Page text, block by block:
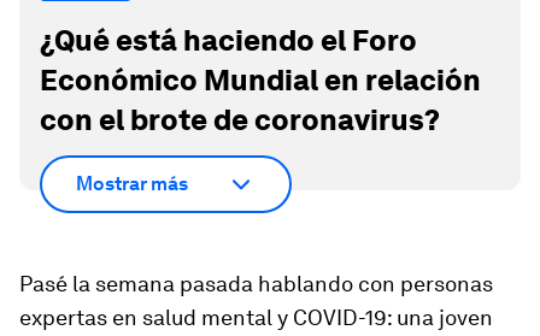
¿Qué está haciendo el Foro
Económico Mundial en relación
con el brote de coronavirus?
Mostrar más
Pasé la semana pasada hablando con personas
expertas en salud mental y COVID-19: una joven